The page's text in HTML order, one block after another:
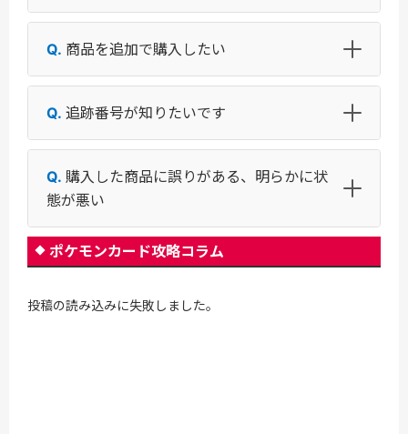
商品を追加で購入したい
追跡番号が知りたいです
購入した商品に誤りがある、明らかに状
態が悪い
ポケモンカード攻略コラム
投稿の読み込みに失敗しました。